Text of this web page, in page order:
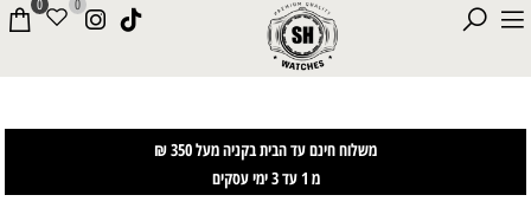
משלוח חינם עד הבית בקניה מעל 350 ₪
מ 1 עד 3 ימי עסקים
0 0